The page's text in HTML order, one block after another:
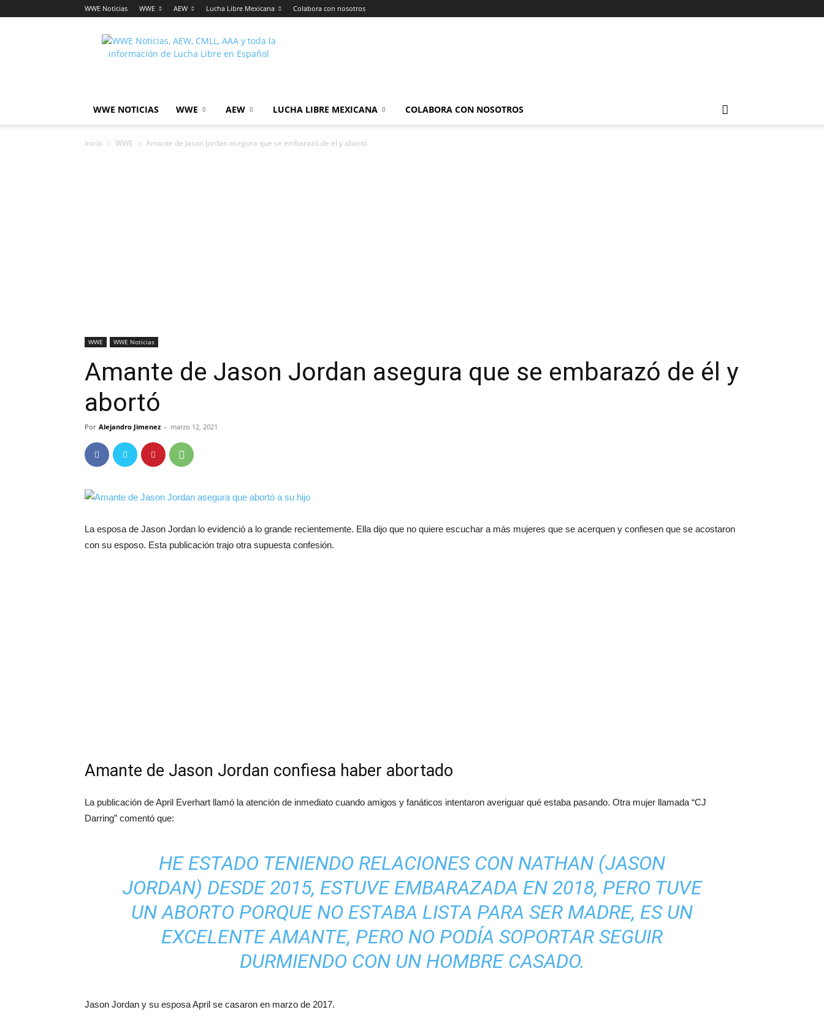
WWE Noticias WWE AEW Lucha Libre Mexicana Colabora con nosotros
Lucha
Noticias
WWE NOTICIAS WWE AEW LUCHA LIBRE MEXICANA COLABORA CON NOSOTROS
Inicio WWE Amante de Jason Jordan asegura que se embarazó de él y abortó
WWE WWE Noticias
Amante de Jason Jordan asegura que se embarazó de él y
abortó
Por Alejandro Jimenez - marzo 12, 2021
La esposa de Jason Jordan lo evidenció a lo grande recientemente. Ella dijo que no quiere escuchar a más mujeres que se acerquen y confiesen que se acostaron
con su esposo. Esta publicación trajo otra supuesta confesión.
Amante de Jason Jordan confiesa haber abortado
La publicación de April Everhart llamó la atención de inmediato cuando amigos y fanáticos intentaron averiguar qué estaba pasando. Otra mujer llamada “CJ
Darring” comentó que:
HE ESTADO TENIENDO RELACIONES CON NATHAN (JASON
JORDAN) DESDE 2015, ESTUVE EMBARAZADA EN 2018, PERO TUVE
UN ABORTO PORQUE NO ESTABA LISTA PARA SER MADRE, ES UN
EXCELENTE AMANTE, PERO NO PODÍA SOPORTAR SEGUIR
DURMIENDO CON UN HOMBRE CASADO.
Jason Jordan y su esposa April se casaron en marzo de 2017.